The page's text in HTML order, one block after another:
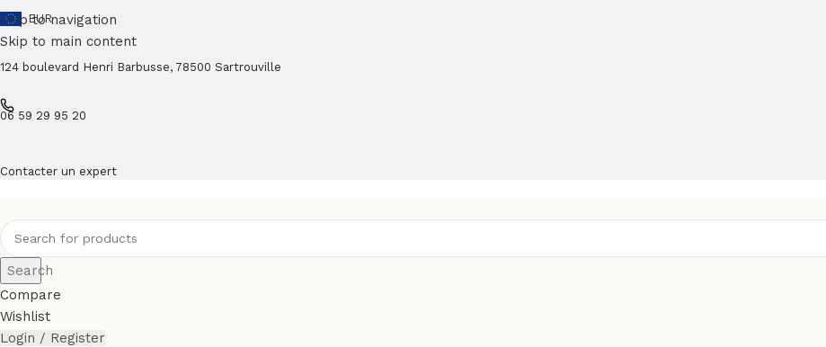
Skip to navigation
Skip to main content
EUR
124 boulevard Henri Barbusse, 78500 Sartrouville
06 59 29 95 20
Contacter un expert
Search
Compare
Wishlist
Login / Register